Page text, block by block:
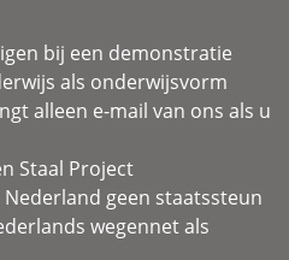
bij een demonstratie
als onderwijsvorm
alleen e-mail van ons als u
Staal Project
Nederland geen staatssteun
wegennet als